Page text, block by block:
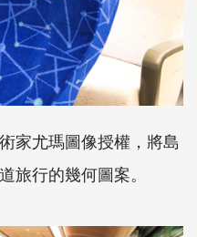
家尤瑪圖像授權，將島
旅行的幾何圖案。